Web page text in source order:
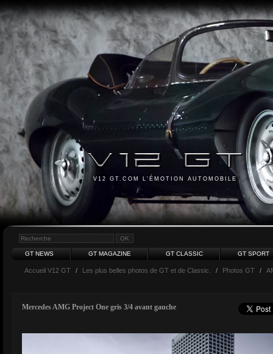
V12 GT.COM L'ÉMOTION AUTOMOBILE
GT NEWS GT MAGAZINE GT CLASSIC GT SPORT
Accueil V12 GT / Les plus belles photos de GT et de Classic. / Photos GT /
Mercedes AMG Project One gris 3/4 avant gauche